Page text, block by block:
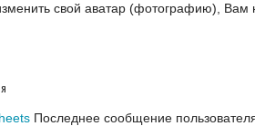
свой аватар (фотографию), Вам
Последнее сообщение